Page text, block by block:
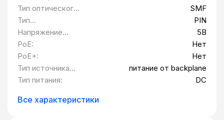
шестнадцатислотового
шасси
Тип оптического
волокна:
SMF
Тип
фотоприемника:
PIN
Напряжение
питания:
5В
PoE:
Нет
PoE+:
Нет
Тип источника
питания:
питание от backplane
Тип питания:
DC
Все характеристики